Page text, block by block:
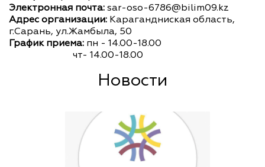
Электронная почта: sar-oso-6786@bilim09.kz
Адрес организации: Карагандниская область,
г.Сарань, ул.Жамбыла, 50
График приема: пн - 14.00-18.00
чт- 14.00-18.00
Новости